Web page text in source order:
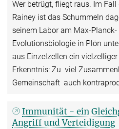
Wer betrügt, fliegt raus. Im Fall
Rainey ist das Schummeln
seinem Labor am Max-
Evolutionsbiologie in Plön
aus Einzelzellen ein
Erkenntnis: Zu viel
Gemeinschaft auch
Immunität - ein
Angriff und Verteidigung